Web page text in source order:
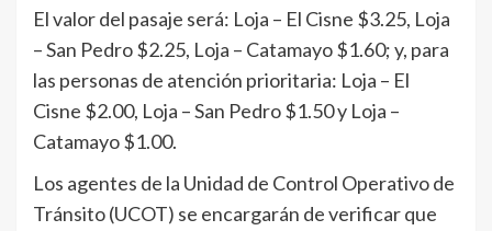
El valor del pasaje será: Loja – El Cisne $3.25, Loja
– San Pedro $2.25, Loja – Catamayo $1.60; y, para
las personas de atención prioritaria: Loja – El
Cisne $2.00, Loja – San Pedro $1.50 y Loja –
Catamayo $1.00.
Los agentes de la Unidad de Control Operativo de
Tránsito (UCOT) se encargarán de verificar que